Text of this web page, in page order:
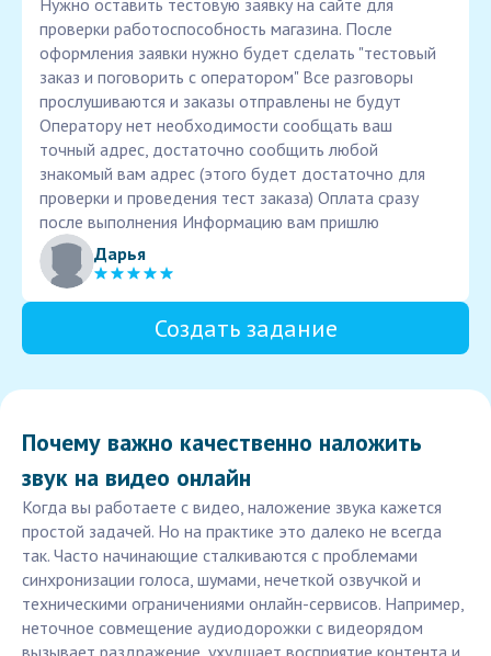
Нужно оставить тестовую заявку на сайте для
проверки работоспособность магазина. После
оформления заявки нужно будет сделать "тестовый
заказ и поговорить с оператором" Все разговоры
прослушиваются и заказы отправлены не будут
Оператору нет необходимости сообщать ваш
точный адрес, достаточно сообщить любой
знакомый вам адрес (этого будет достаточно для
проверки и проведения тест заказа) Оплата сразу
после выполнения Информацию вам пришлю
Дарья
Создать задание
Почему важно качественно наложить
звук на видео онлайн
Когда вы работаете с видео, наложение звука кажется
простой задачей. Но на практике это далеко не всегда
так. Часто начинающие сталкиваются с проблемами
синхронизации голоса, шумами, нечеткой озвучкой и
техническими ограничениями онлайн-сервисов. Например,
неточное совмещение аудиодорожки с видеорядом